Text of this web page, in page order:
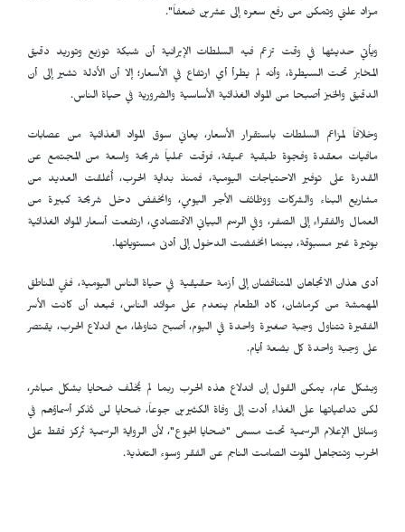
مزاد علني وتمكن من رفع سعره إلى عشرين ضعفاً".
ويأتي حديثها في وقت تزعم فيه السلطات الإيرانية أن شبكة توزيع وتوريد دقيق
المخابز تحت السيطرة، وأنه لم يطرأ أي ارتفاع في الأسعار؛ إلا أن الأدلة تشير إلى أن
الدقيق والخبز أصبحا من المواد الغذائية الأساسية والضرورية في حياة الناس.
وخلافاً لمزاعم السلطات باستقرار الأسعار، يعاني سوق المواد الغذائية من عصابات
مافيات معقدة وفجوة طبقية عميقة، فرّقت عملياً شريحة واسعة من المجتمع عن
القدرة على توفير الاحتياجات اليومية، فمنذ بداية الحرب، أُغلقت العديد من
مشاريع البناء والشركات ووظائف الأجر اليومي، وانخفض دخل شريحة كبيرة من
العمال والفقراء إلى الصفر، وفي الرسم البياني الاقتصادي، ارتفعت أسعار المواد الغذائية
بوتيرة غير مسبوقة، بينما انخفضت الدخول إلى أدنى مستوياتها.
أدى هذان الاتجاهان المتناقضان إلى أزمة حقيقية في حياة الناس اليومية، ففي المناطق
المهمشة من كرماشان، كاد الطعام ينعدم على موائد الناس، فبعد أن كانت الأسر
الفقيرة تتناول وجبة صغيرة واحدة في اليوم، أصبح تناولها، مع اندلاع الحرب، يقتصر
على وجبة واحدة كل بضعة أيام.
وبشكل عام، يمكن القول إن اندلاع هذه الحرب ربما لم يُخلّف ضحايا بشكل مباشر،
لكن تداعياتها على الغذاء أدت إلى وفاة الكثيرين جوعاً، ضحايا لن تُذكر أسماؤهم في
وسائل الإعلام الرسمية تحت مسمى "ضحايا الجوع"، لأن الرواية الرسمية تُركز فقط على
الحرب وتتجاهل الموت الصامت الناجم عن الفقر وسوء التغذية.